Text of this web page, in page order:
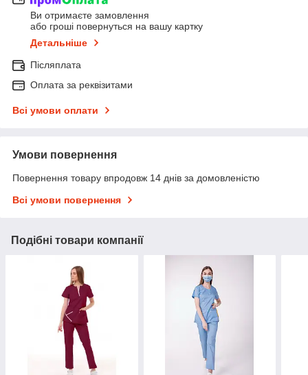
Ви отримаєте замовлення
або гроші повернуться на вашу картку
Детальніше
Післяплата
Оплата за реквізитами
Всі умови оплати
Умови повернення
Повернення товару впродовж 14 днів за домовленістю
Всі умови повернення
Подібні товари компанії